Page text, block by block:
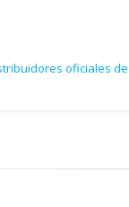
oficiales de